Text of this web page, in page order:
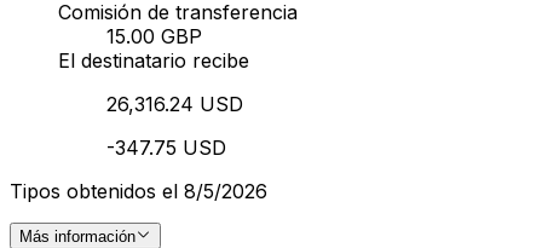
Comisión de transferencia
15.00 GBP
El destinatario recibe
26,316.24 USD
-347.75 USD
Tipos obtenidos el 8/5/2026
Más información